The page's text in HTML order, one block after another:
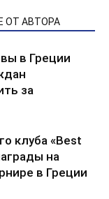
ОТ АВТОРА
в Греции
за
клуба «Best
на
в Греции